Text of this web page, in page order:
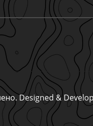
Designed &